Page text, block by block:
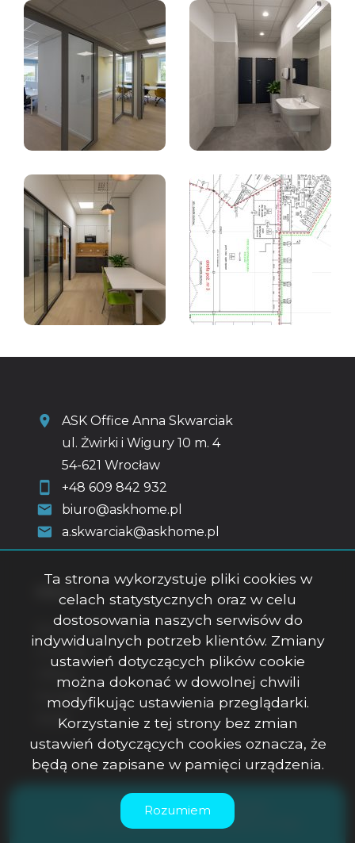
ASK Office Anna Skwarciak
ul. Żwirki i Wigury 10 m. 4
54-621 Wrocław
+48 609 842 932
biuro@askhome.pl
a.skwarciak@askhome.pl
O firmie
Kontakt
Rodo
ASK Office Anna Skwarciak © 2026
Program dla biur nieruchomości
Galactica Virgo
Ta strona wykorzystuje pliki cookies w
celach statystycznych oraz w celu
dostosowania naszych serwisów do
indywidualnych potrzeb klientów. Zmiany
ustawień dotyczących plików cookie
można dokonać w dowolnej chwili
modyfikując ustawienia przeglądarki.
Korzystanie z tej strony bez zmian
ustawień dotyczących cookies oznacza, że
będą one zapisane w pamięci urządzenia.
Rozumiem